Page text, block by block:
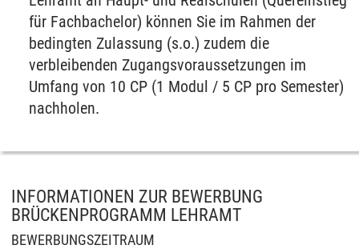
für Fachbachelor) können Sie im Rahmen der
bedingten Zulassung (s.o.) zudem die
verbleibenden Zugangsvoraussetzungen im
Umfang von 10 CP (1 Modul / 5 CP pro Semester)
nachholen.
INFORMATIONEN ZUR BEWERBUNG
BRÜCKENPROGRAMM LEHRAMT
BEWERBUNGSZEITRAUM